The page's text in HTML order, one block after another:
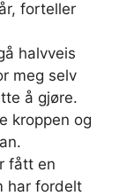
forteller
halvveis
meg selv
å gjøre.
kroppen og
fått en
har fordelt